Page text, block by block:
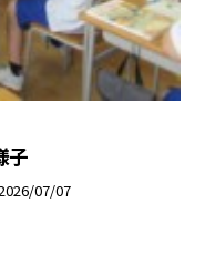
子
07/07